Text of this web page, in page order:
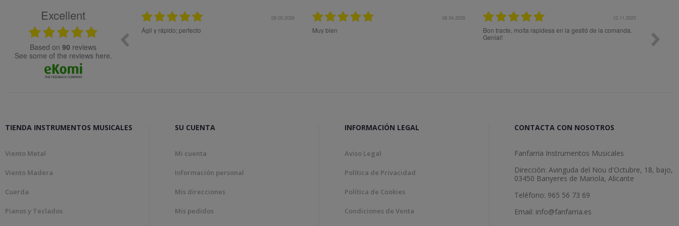
Excellent
based on 90 reviews
see some of the reviews here.
08.05.2026
Ágil y rápido; perfecto
08.04.2026
Muy bien
12.11.2025
Bon tracte, molta rapidesa en la gestió de la comanda.
Todo ok
TIENDA INSTRUMENTOS MUSICALES
Viento Metal
Viento Madera
Cuerda
Pianos y Teclados
SU CUENTA
Mi cuenta
Información personal
Mis direcciones
Mis pedidos
INFORMACIÓN LEGAL
Aviso Legal
Política de Privacidad
Política de Cookies
Condiciones de Venta
CONTACTA CON NOSOTROS
Fanfarria Instrumentos Musicales
Dirección: Avinguda del Nou d'Octubre, 18, bajo,
03450 Banyeres de Mariola, Alicante
Teléfono: 965 56 73 69
Email: info@fanfarria.es